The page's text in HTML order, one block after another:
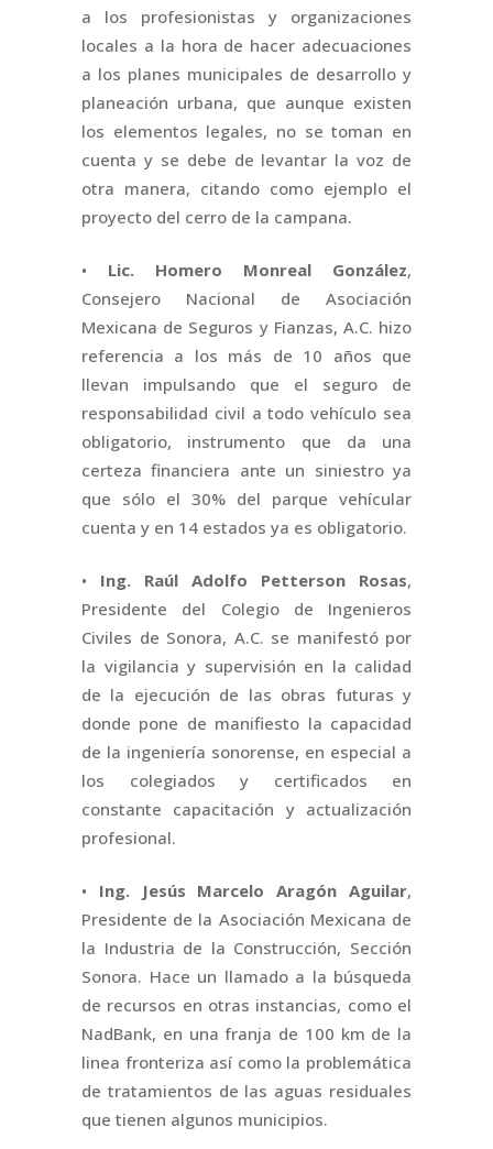
a los profesionistas y organizaciones
locales a la hora de hacer adecuaciones
a los planes municipales de desarrollo y
planeación urbana, que aunque existen
los elementos legales, no se toman en
cuenta y se debe de levantar la voz de
otra manera, citando como ejemplo el
proyecto del cerro de la campana.
• Lic. Homero Monreal González,
Consejero Nacional de Asociación
Mexicana de Seguros y Fianzas, A.C. hizo
referencia a los más de 10 años que
llevan impulsando que el seguro de
responsabilidad civil a todo vehículo sea
obligatorio, instrumento que da una
certeza financiera ante un siniestro ya
que sólo el 30% del parque vehícular
cuenta y en 14 estados ya es obligatorio.
• Ing. Raúl Adolfo Petterson Rosas,
Presidente del Colegio de Ingenieros
Civiles de Sonora, A.C. se manifestó por
la vigilancia y supervisión en la calidad
de la ejecución de las obras futuras y
donde pone de manifiesto la capacidad
de la ingeniería sonorense, en especial a
los colegiados y certificados en
constante capacitación y actualización
profesional.
• Ing. Jesús Marcelo Aragón Aguilar,
Presidente de la Asociación Mexicana de
la Industria de la Construcción, Sección
Sonora. Hace un llamado a la búsqueda
de recursos en otras instancias, como el
NadBank, en una franja de 100 km de la
linea fronteriza así como la problemática
de tratamientos de las aguas residuales
que tienen algunos municipios.